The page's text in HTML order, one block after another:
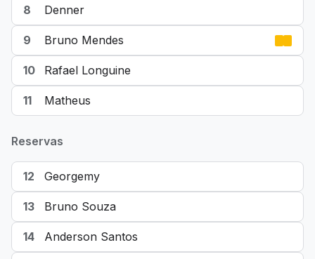
8 Denner
9 Bruno Mendes
10 Rafael Longuine
11 Matheus
Reservas
12 Georgemy
13 Bruno Souza
14 Anderson Santos